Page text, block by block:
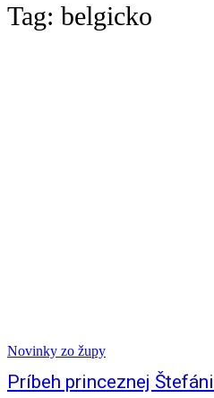
Tag: belgicko
Novinky zo župy
Príbeh princeznej